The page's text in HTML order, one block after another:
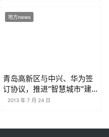
地方news
青岛高新区与中兴、华为签
订协议，推进“智慧城市”建
设2013 年 7 月 24 日